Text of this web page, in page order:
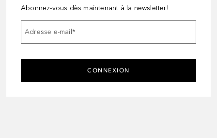
Abonnez-vous dès maintenant à la newsletter!
Adresse e-mail*
CONNEXION